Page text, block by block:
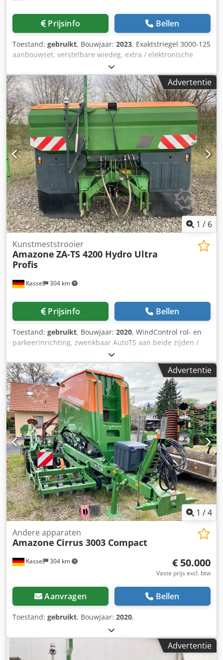
Prijsinfo Bellen
Toestand: gebruikt, Bouwjaar: 2023, Exaktstriegel 3000-125
aanbouwset, verstelbare wiedeg, extra / elektronische
spooraanduiding 3000 AmaDrill 2 voor Cataya, radarsensor
/ internationaal, analoge werkpositie sensor, elektrische
werkgangenschakeling / stuurventiel en hydraulische
werkgangen. Chodpfx Ahotgpggjaja
Advertentie
1 / 6
Kassel 304 km
Kunstmeststrooier
Amazone ZA-TS 4200 Hydro Ultra
Profis
Prijsinfo Bellen
Toestand: gebruikt, Bouwjaar: 2020, WindControl rol- en
parkeerinrichting, zwenkbaar AutoTS aan beide zijden /
buisbeschermbeugel L / hellingssensor voor weegsysteem
FlowCheck / EasyCheck-matten, 16 stuks / spatborden L en
ladders / LED-verlichting / afdekzeil L / strooischopset TS
Coderxr Uyepfx Ahaoha
Advertentie
1 /4
Kassel 304 km
Andere apparaten
Amazone Cirrus 3003 Compact
€ 50.000
Vaste prijs excl. btw
Aanvragen Bellen
Toestand: gebruikt, Bouwjaar: 2020,
Advertentie